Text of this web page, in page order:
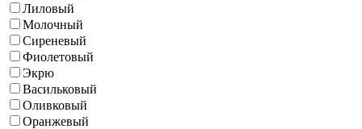
Лиловый
Молочный
Сиреневый
Фиолетовый
Экрю
Васильковый
Оливковый
Оранжевый